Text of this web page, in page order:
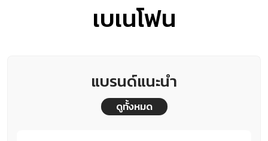
เบเนโฟน
แบรนด์แนะนำ
ดูทั้งหมด